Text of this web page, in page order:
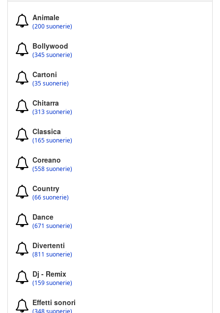
Animale
(200 suonerie)
Bollywood
(345 suonerie)
Cartoni
(35 suonerie)
Chitarra
(313 suonerie)
Classica
(165 suonerie)
Coreano
(558 suonerie)
Country
(66 suonerie)
Dance
(671 suonerie)
Divertenti
(811 suonerie)
Dj - Remix
(159 suonerie)
Effetti sonori
(348 suonerie)